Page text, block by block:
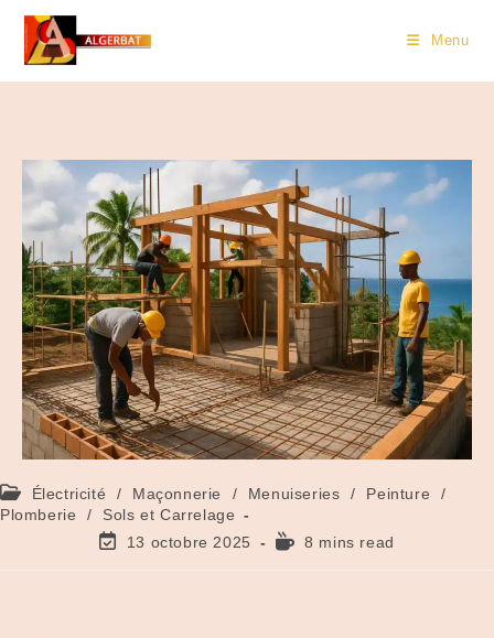
Menu
Électricité / Maçonnerie / Menuiseries / Peinture
/
Plomberie
/
Sols et Carrelage
13 octobre 2025
8 mins read